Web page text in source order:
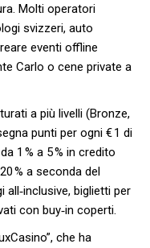
Molti operatori
svizzeri, auto
eventi offline
Carlo o cene private a
a più livelli (Bronze,
punti per ogni € 1 di
1 % a 5 % in credito
% a seconda del
all‑inclusive, biglietti per
con buy‑in coperti.
che ha